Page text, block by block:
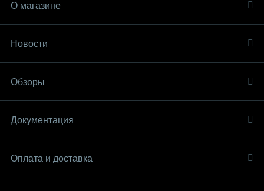
О магазине
Новости
Обзоры
Документация
Оплата и доставка